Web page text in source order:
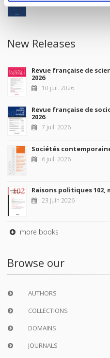
4 sept. 2026
New Releases
Revue française de
2026
10 juil. 2026
Revue française de
2026
7 juil. 2026
Sociétés
6 juil. 2026
Raisons politiques 102,
23 juin 2026
more books
Browse our
AUTHORS
COLLECTIONS
DOMAINS
JOURNALS